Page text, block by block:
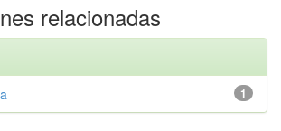
relacionadas
1